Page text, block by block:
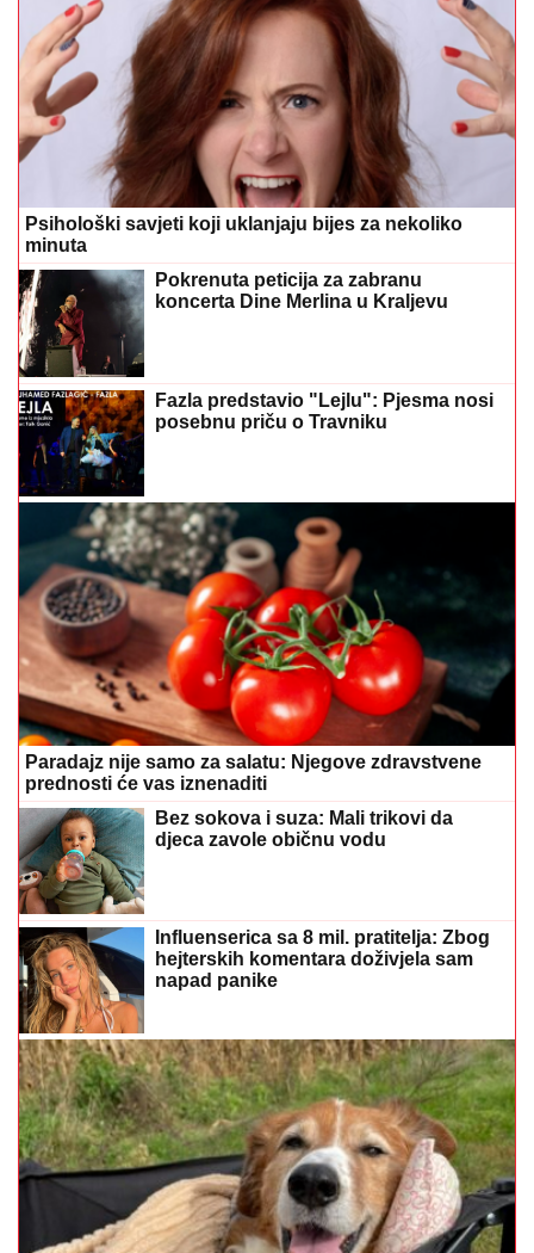
Psihološki savjeti koji uklanjaju bijes za nekoliko
minuta
Pokrenuta peticija za zabranu
koncerta Dine Merlina u Kraljevu
Fazla predstavio "Lejlu": Pjesma nosi
posebnu priču o Travniku
Paradajz nije samo za salatu: Njegove zdravstvene
prednosti će vas iznenaditi
Bez sokova i suza: Mali trikovi da
djeca zavole običnu vodu
Influenserica sa 8 mil. pratitelja: Zbog
hejterskih komentara doživjela sam
Ovo su znakovi da vaš pas možda pati od artritisa
Automobil potpuno uništen: Tea
Tairović sa suprugom doživjela